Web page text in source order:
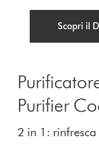
Scopri il
Purifier
2 in 1: rinfresca